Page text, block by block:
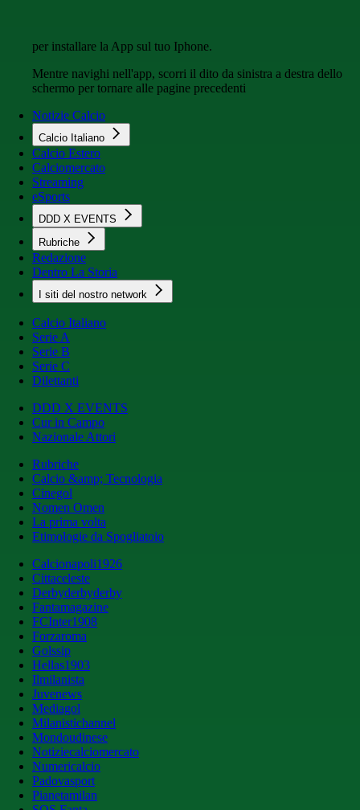
per installare la App sul tuo Iphone.
Mentre navighi nell'app, scorri il dito da sinistra a destra dello
schermo per tornare alle pagine precedenti
Notizie Calcio
Calcio Italiano
Calcio Estero
Calciomercato
Streaming
eSports
DDD X EVENTS
Rubriche
Redazione
Dentro La Storia
I siti del nostro network
Calcio Italiano
Serie A
Serie B
Serie C
Dilettanti
DDD X EVENTS
Cur in Campo
Nazionale Attori
Rubriche
Calcio &amp; Tecnologia
Cinegol
Nomen Omen
La prima volta
Etimologie da Spogliatoio
Calcionapoli1926
Cittaceleste
Derbyderbyderby
Fantamagazine
FCInter1908
Forzaroma
Golssip
Hellas1903
Ilmilanista
Juvenews
Mediagol
Milanistichannel
Mondoudinese
Notiziecalciomercato
Numericalcio
Padovasport
Pianetamilan